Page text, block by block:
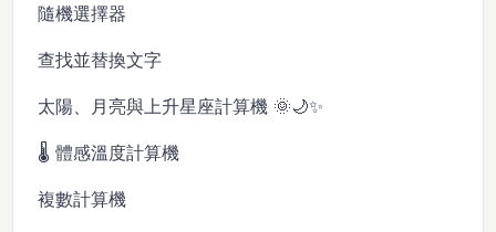
隨機選擇器
查找並替換文字
太陽、月亮與上升星座計算機 🌞🌙✨
🌡️ 體感溫度計算機
複數計算機